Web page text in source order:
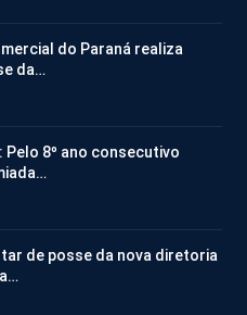
do Paraná realiza
da…
Pelo 8º ano consecutivo
de posse da nova diretoria